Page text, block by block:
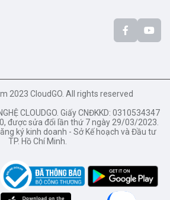
2023 CloudGO. All rights reserved
CLOUDGO. Giấy CNĐKKD: 0310534347
được sửa đổi lần thứ 7 ngày 29/03/2023.
ký kinh doanh - Sở Kế hoạch và Đầu tư
TP. Hồ Chí Minh.